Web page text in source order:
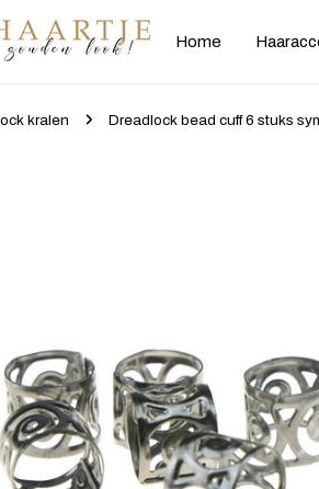
Home
kralen Dreadlock bead cuff 6 stuks